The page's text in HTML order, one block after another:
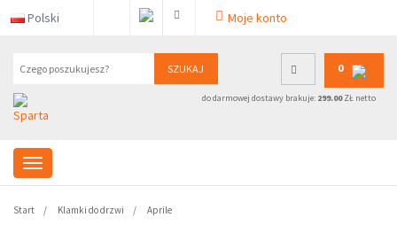
Polski Moje konto
SZUKAJ 0
do darmowej dostawy brakuje: 299.00ZŁ netto
Start Klamki do drzwi Aprile